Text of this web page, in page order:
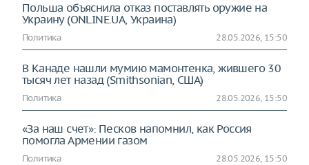
Польша объяснила отказ поставлять оружие на
Украину (ONLINE.UA, Украина)
Политика 28.05.2026, 15:50
В Канаде нашли мумию мамонтенка, жившего 30
тысяч лет назад (Smithsonian, США)
Политика 28.05.2026, 15:50
«За наш счет»: Песков напомнил, как Россия
помогла Армении газом
Политика 28.05.2026, 15:50